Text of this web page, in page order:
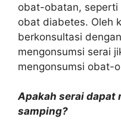
obat-obatan, seperti
obat diabetes. Oleh
berkonsultasi
mengonsumsi serai
mengonsumsi obat-
Apakah serai dapat
samping?